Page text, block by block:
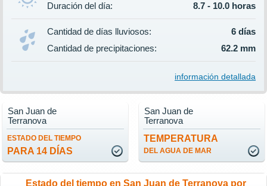
Duración del día:
8.7 - 10.0 horas
Cantidad de días lluviosos:
6 días
Cantidad de precipitaciones:
62.2 mm
información detallada
ESTADO DEL TIEMPO
PARA 14 DÍAS
San Juan de
Terranova
TEMPERATURA
DEL AGUA DE MAR
San Juan de
Terranova
Estado del tiempo en San Juan de Terranova por